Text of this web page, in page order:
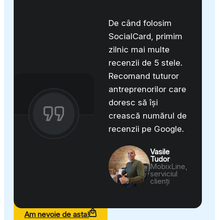
De când folosim
SocialCard, primim
zilnic mai multe
recenzii de 5 stele.
Recomand tuturor
antreprenorilor care
doresc să își
crească numărul de
recenzii pe Google.
Vasile
Tudor
MobixLine,
serviciul
clienți
Am nevoie de asta!